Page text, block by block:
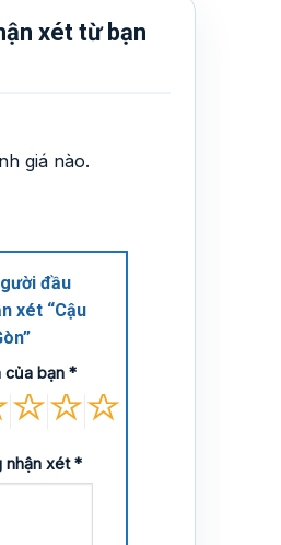
xét từ bạn
giá nào.
đầu
xét “Cậu
của bạn *
nhận xét*